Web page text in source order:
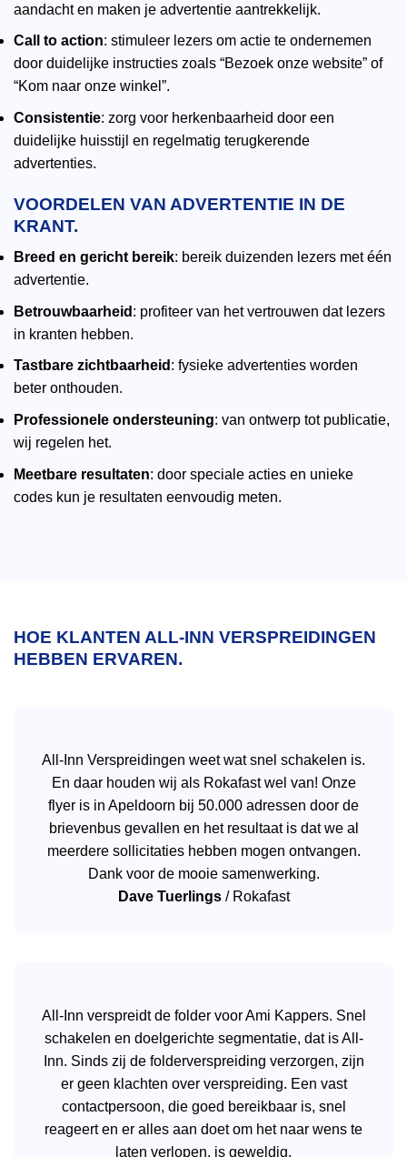
aandacht en maken je advertentie aantrekkelijk.
Call to action: stimuleer lezers om actie te ondernemen
door duidelijke instructies zoals “Bezoek onze website” of
“Kom naar onze winkel”.
Consistentie: zorg voor herkenbaarheid door een
duidelijke huisstijl en regelmatig terugkerende
advertenties.
VOORDELEN VAN ADVERTENTIE IN DE
KRANT.
Breed en gericht bereik: bereik duizenden lezers met één
advertentie.
Betrouwbaarheid : profiteer van het vertrouwen dat lezers
in kranten hebben.
Tastbare zichtbaarheid : fysieke advertenties worden
beter onthouden.
Professionele ondersteuning: van ontwerp tot publicatie,
wij regelen het.
Meetbare resultaten: door speciale acties en unieke
codes kun je resultaten eenvoudig meten.
HOE KLANTEN ALL-INN VERSPREIDINGEN
HEBBEN ERVAREN.
All-Inn Verspreidingen weet wat snel schakelen is.
En daar houden wij als Rokafast wel van! Onze
flyer is in Apeldoorn bij 50.000 adressen door de
brievenbus gevallen en het resultaat is dat we al
meerdere sollicitaties hebben mogen ontvangen.
Dank voor de mooie samenwerking.
Dave Tuerlings / Rokafast
All-Inn verspreidt de folder voor Ami Kappers. Snel
schakelen en doelgerichte segmentatie, dat is All-
Inn. Sinds zij de folderverspreiding verzorgen, zijn
er geen klachten over verspreiding. Een vast
contactpersoon, die goed bereikbaar is, snel
reageert en er alles aan doet om het naar wens te
laten verlopen, is geweldig.